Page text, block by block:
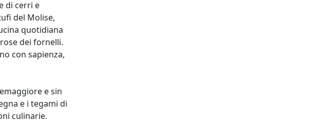
di cerri e
del Molise,
quotidiana
dei fornelli.
con sapienza,
e sin
e i tegami di
culinarie.